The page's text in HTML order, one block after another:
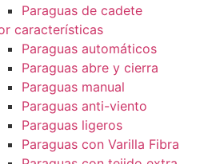
Paraguas de cadete
características
Paraguas automáticos
Paraguas abre y cierra
Paraguas manual
Paraguas anti-viento
Paraguas ligeros
Paraguas con Varilla Fibra